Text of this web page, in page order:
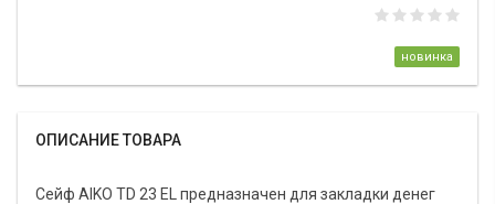
новинка
ОПИСАНИЕ ТОВАРА
Сейф AIKO TD 23 EL предназначен для закладки денег